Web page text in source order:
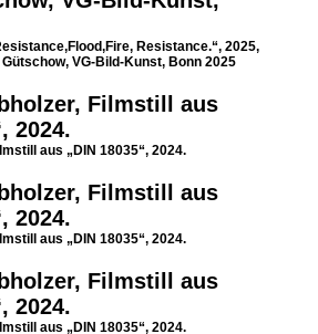
Resistance.“, 2025,
VG-Bild-Kunst, Bonn 2025
aus „DIN 18035“, 2024.
aus „DIN 18035“, 2024.
aus „DIN 18035“, 2024.